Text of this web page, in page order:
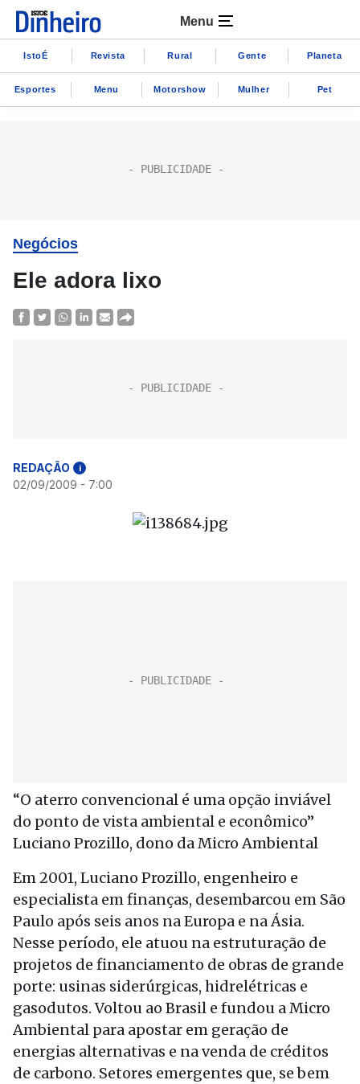
Menu
IstoÉ Revista Rural Gente Planeta
Esportes Menu Motorshow Mulher Pet
Negócios
Ele adora lixo
REDAÇÃO i
02/09/2009 - 7:00
“O aterro convencional é uma opção inviável
do ponto de vista ambiental e econômico”
Luciano Prozillo, dono da Micro Ambiental
Em 2001, Luciano Prozillo, engenheiro e
especialista em finanças, desembarcou em São
Paulo após seis anos na Europa e na Ásia.
Nesse período, ele atuou na estruturação de
projetos de financiamento de obras de grande
porte: usinas siderúrgicas, hidrelétricas e
gasodutos. Voltou ao Brasil e fundou a Micro
Ambiental para apostar em geração de
energias alternativas e na venda de créditos
de carbono. Setores emergentes que, se bem